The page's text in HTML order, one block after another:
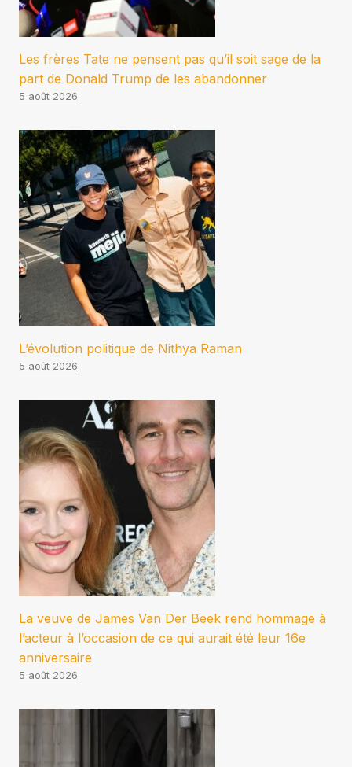
Les frères Tate ne pensent pas qu’il soit sage de la
part de Donald Trump de les abandonner
5 août 2026
L’évolution politique de Nithya Raman
5 août 2026
La veuve de James Van Der Beek rend hommage à
l’acteur à l’occasion de ce qui aurait été leur 16e
anniversaire
5 août 2026